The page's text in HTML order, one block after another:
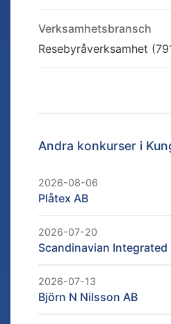
Verksamhetsbransch
Resebyråverksamhet
Andra konkurser i
2026-08-06
Plåtex AB
2026-07-20
Scandinavian Integrated
2026-07-13
Björn N Nilsson AB